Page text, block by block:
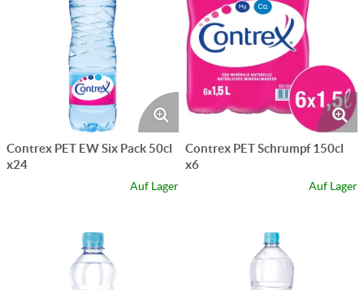
Contrex PET EW Six Pack 50cl
x24
Auf Lager
Contrex PET Schrumpf 150cl
x6
Auf Lager